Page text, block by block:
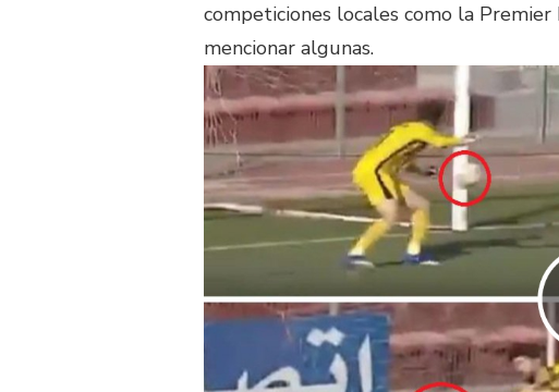
competiciones locales como la
mencionar algunas.